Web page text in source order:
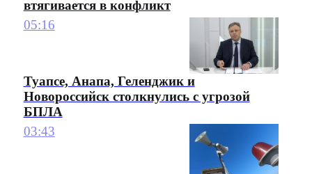
втягивается в конфликт
05:16
Туапсе, Анапа, Геленджик и
Новороссийск столкнулись с угрозой
БПЛА
03:43